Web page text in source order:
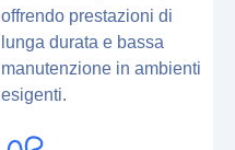
offrendo prestazioni di
lunga durata e bassa
manutenzione in ambienti
esigenti.